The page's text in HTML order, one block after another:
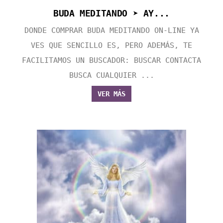
BUDA MEDITANDO ➤ AY...
DONDE COMPRAR BUDA MEDITANDO ON-LINE YA
VES QUE SENCILLO ES, PERO ADEMÁS, TE
FACILITAMOS UN BUSCADOR: BUSCAR CONTACTA
BUSCA CUALQUIER ...
VER MÁS